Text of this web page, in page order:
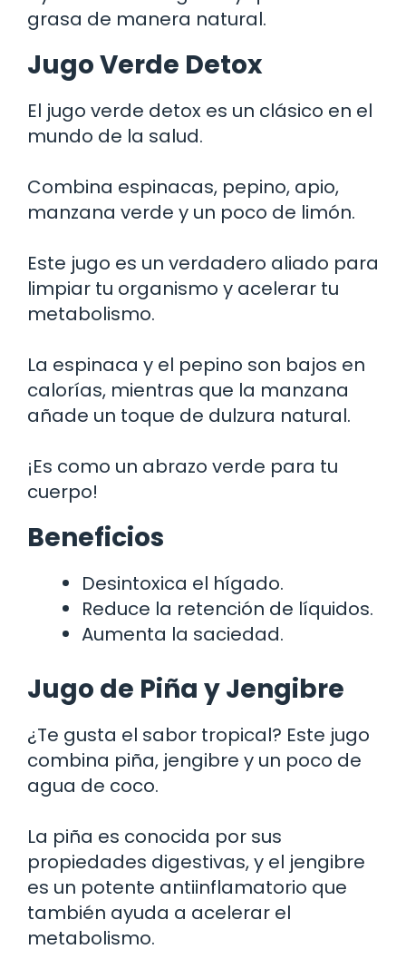
grasa de manera natural.
Jugo Verde Detox
El jugo verde detox es un clásico en el
mundo de la salud.
Combina espinacas, pepino, apio,
manzana verde y un poco de limón.
Este jugo es un verdadero aliado para
limpiar tu organismo y acelerar tu
metabolismo.
La espinaca y el pepino son bajos en
calorías, mientras que la manzana
añade un toque de dulzura natural.
¡Es como un abrazo verde para tu
cuerpo!
Beneficios
Desintoxica el hígado.
Reduce la retención de líquidos.
Aumenta la saciedad.
Jugo de Piña y Jengibre
¿Te gusta el sabor tropical? Este jugo
combina piña, jengibre y un poco de
agua de coco.
La piña es conocida por sus
propiedades digestivas, y el jengibre
es un potente antiinflamatorio que
también ayuda a acelerar el
metabolismo.